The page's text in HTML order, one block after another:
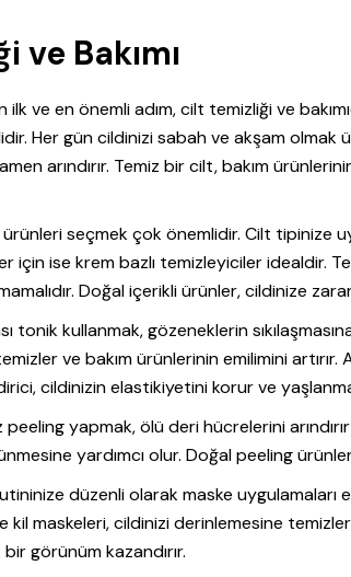
ve Bakımı
ve en önemli adım, cilt temizliği ve
Her gün cildinizi sabah ve akşam olmak
arındırır. Temiz bir cilt, bakım
seçmek çok önemlidir. Cilt tipinize
için ise krem bazlı temizleyiciler idealdir.
Doğal içerikli ürünler, cildinize
tonik kullanmak, gözeneklerin
ve bakım ürünlerinin emilimini
cildinizin elastikiyetini korur ve
yapmak, ölü deri hücrelerini
yardımcı olur. Doğal peeling
düzenli olarak maske
kil maskeleri, cildinizi derinlemesine
görünüm kazandırır.